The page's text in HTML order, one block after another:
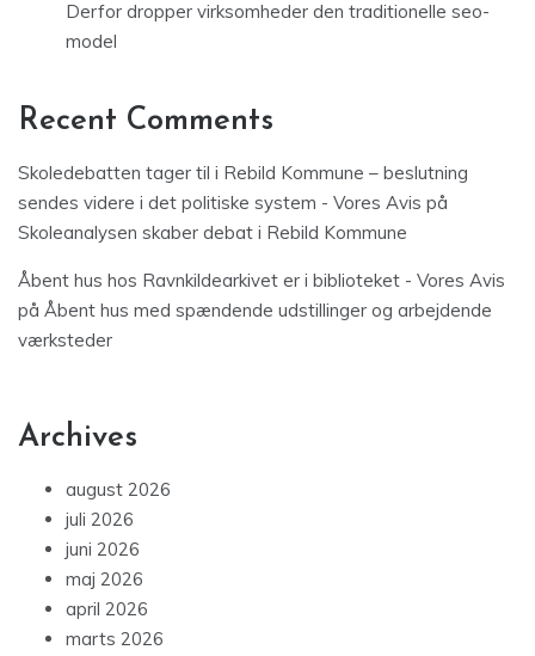
Derfor dropper virksomheder den traditionelle seo-
model
Recent Comments
Skoledebatten tager til i Rebild Kommune – beslutning
sendes videre i det politiske system - Vores Avis på
Skoleanalysen skaber debat i Rebild Kommune
Åbent hus hos Ravnkildearkivet er i biblioteket - Vores Avis
på Åbent hus med spændende udstillinger og arbejdende
værksteder
Archives
august 2026
juli 2026
juni 2026
maj 2026
april 2026
marts 2026